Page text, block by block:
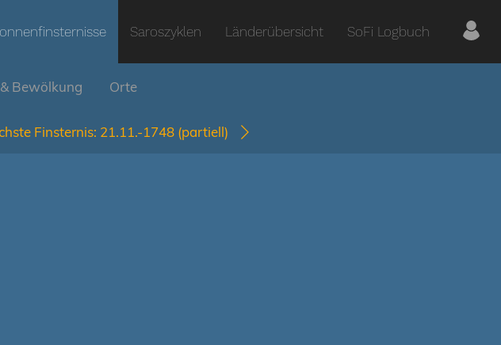
Saroszyklen Länderübersicht SoFi Logbuch
Bewölkung Orte
Finsternis: 21.11.-1748 (partiell)